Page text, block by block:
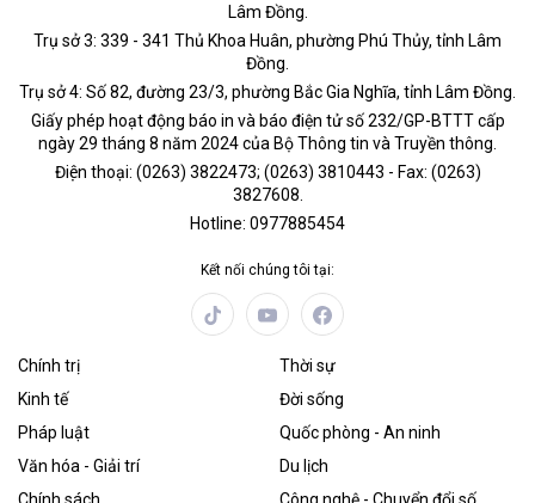
Lâm Đồng.
Trụ sở 3: 339 - 341 Thủ Khoa Huân, phường Phú Thủy, tỉnh Lâm
Đồng.
Trụ sở 4: Số 82, đường 23/3, phường Bắc Gia Nghĩa, tỉnh Lâm Đồng.
Giấy phép hoạt động báo in và báo điện tử số 232/GP-BTTT cấp
ngày 29 tháng 8 năm 2024 của Bộ Thông tin và Truyền thông.
Điện thoại: (0263) 3822473; (0263) 3810443 - Fax: (0263)
3827608.
Hotline: 0977885454
Kết nối chúng tôi tại:
Chính trị
Thời sự
Kinh tế
Đời sống
Pháp luật
Quốc phòng - An ninh
Văn hóa - Giải trí
Du lịch